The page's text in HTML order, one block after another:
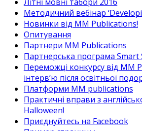
Методичний вебінар
Новинки від MM Publications!
Опитування
Партнери MM Publications
Партнерська програма Smart
Переможці конкурсу від MM
інтерв’ю після освітньої
Платформи MM publications
Практичні вправи з
Halloween!
Приєднуйтесь на Facebook